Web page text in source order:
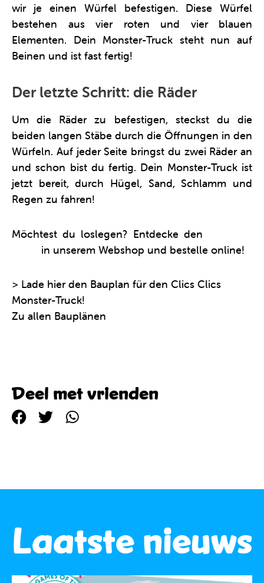
wir je einen Würfel befestigen. Diese Würfel
bestehen aus vier roten und vier blauen
Elementen. Dein Monster-Truck steht nun auf
Beinen und ist fast fertig!
Der letzte Schritt: die Räder
Um die Räder zu befestigen, steckst du die
beiden langen Stäbe durch die Öffnungen in den
Würfeln. Auf jeder Seite bringst du zwei Räder an
und schon bist du fertig. Dein Monster-Truck ist
jetzt bereit, durch Hügel, Sand, Schlamm und
Regen zu fahren!
Möchtest du loslegen? Entdecke den
in unserem Webshop und bestelle online!
> Lade hier den Bauplan für den Clics Clics
Monster-Truck!
Zu allen Bauplänen
Deel met vrienden
Laatste nieuws